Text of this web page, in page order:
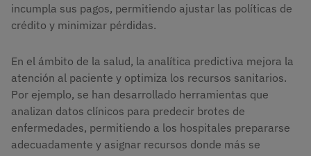
incumpla sus pagos, permitiendo ajustar las políticas de
crédito y minimizar pérdidas.
En el ámbito de la salud, la analítica predictiva mejora la
atención al paciente y optimiza los recursos sanitarios.
Por ejemplo, se han desarrollado herramientas que
analizan datos clínicos para predecir brotes de
enfermedades, permitiendo a los hospitales prepararse
adecuadamente y asignar recursos donde más se